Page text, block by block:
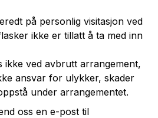
på personlig visitasjon ved
ikke er tillatt å ta med inn
ikke ved avbrutt arrangement,
ansvar for ulykker, skader
under arrangementet.
oss en e-post til